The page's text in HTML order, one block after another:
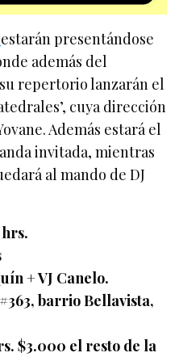
estarán presentándose
además del
repertorio lanzarán el
cuya dirección
Además estará el
invitada, mientras
al mando de DJ
+ VJ Canelo.
barrio Bellavista,
$3.000 el resto de la